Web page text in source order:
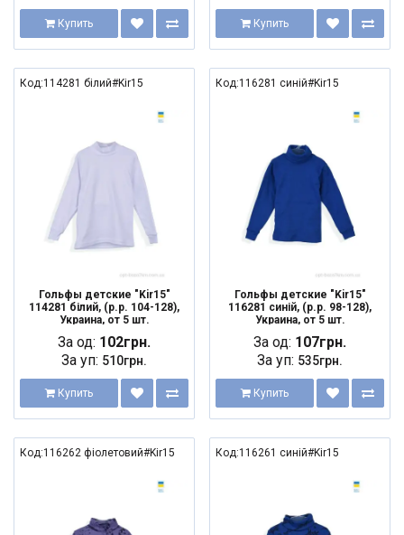
Купить Купить
Код:114281 білий#Kir15
Гольфы детские "Kir15"
114281 білий, (р.р. 104-128),
Украина, от 5 шт.
За од: 102грн.
За уп: 510грн.
Купить
Код:116281 синій#Kir15
Гольфы детские "Kir15"
116281 синій, (р.р. 98-128),
Украина, от 5 шт.
За од: 107грн.
За уп: 535грн.
Купить
Код:116262 фіолетовий#Kir15 Код:116261 синій#Kir15